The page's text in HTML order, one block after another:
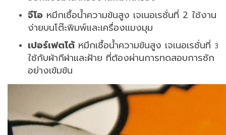
จีโอ หมึกเชื้อน้ำความข้นสูง เจเนอเรชั่นที่ 2 ใช้งาน
ง่ายบนโต๊ะพิมพ์และเครื่องแมงมุม
เปอร์เฟตโต้ หมึกเชื้อน้ำความข้นสูง เจเนอเรชั่นที่ 3
ใช้กับผ้ากีฬาและฝ้าย ที่ต้องผ่านการทดสอบการซัก
อย่างเข้มข้น